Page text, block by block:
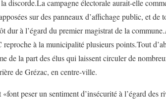
discorde.La campagne électorale aurait-elle
sur des panneaux d’affichage public, et de
dur à l’égard du premier magistrat de la
reproche à la municipalité plusieurs points.Tout
de la part des élus qui laissent circuler de
de Grézac, en centre-ville.
peser un sentiment d’insécurité à l’égard des